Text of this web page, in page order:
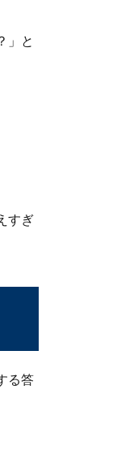
入
」と
すぎ
る答